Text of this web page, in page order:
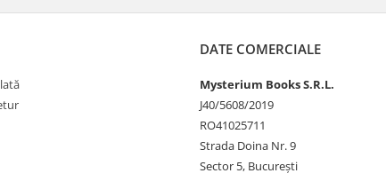
DATE COMERCIALE
Mysterium Books S.R.L.
J40/5608/2019
RO41025711
Strada Doina Nr. 9
Sector 5, București